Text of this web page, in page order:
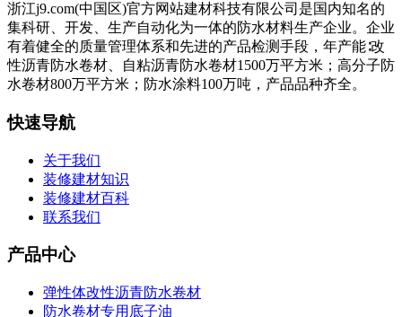
浙江j9.com(中国区)官方网站建材科技有限公司是国内知名的
集科研、开发、生产自动化为一体的防水材料生产企业。企业
有着健全的质量管理体系和先进的产品检测手段，年产能∶改
性沥青防水卷材、自粘沥青防水卷材1500万平方米；高分子防
水卷材800万平方米；防水涂料100万吨，产品品种齐全。
快速导航
关于我们
装修建材知识
装修建材百科
联系我们
产品中心
弹性体改性沥青防水卷材
防水卷材专用底子油